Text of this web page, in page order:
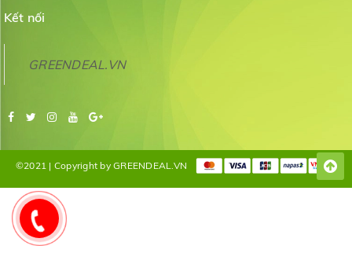
Kết nối
GREENDEAL.VN
©2021 | Copyright by GREENDEAL.VN